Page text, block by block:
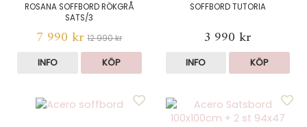
ROSANA SOFFBORD RÖKGRÅ
SATS/3
7 990 kr 12 990 kr
INFO KÖP
SOFFBORD TUTORIA
3 990 kr
INFO KÖP